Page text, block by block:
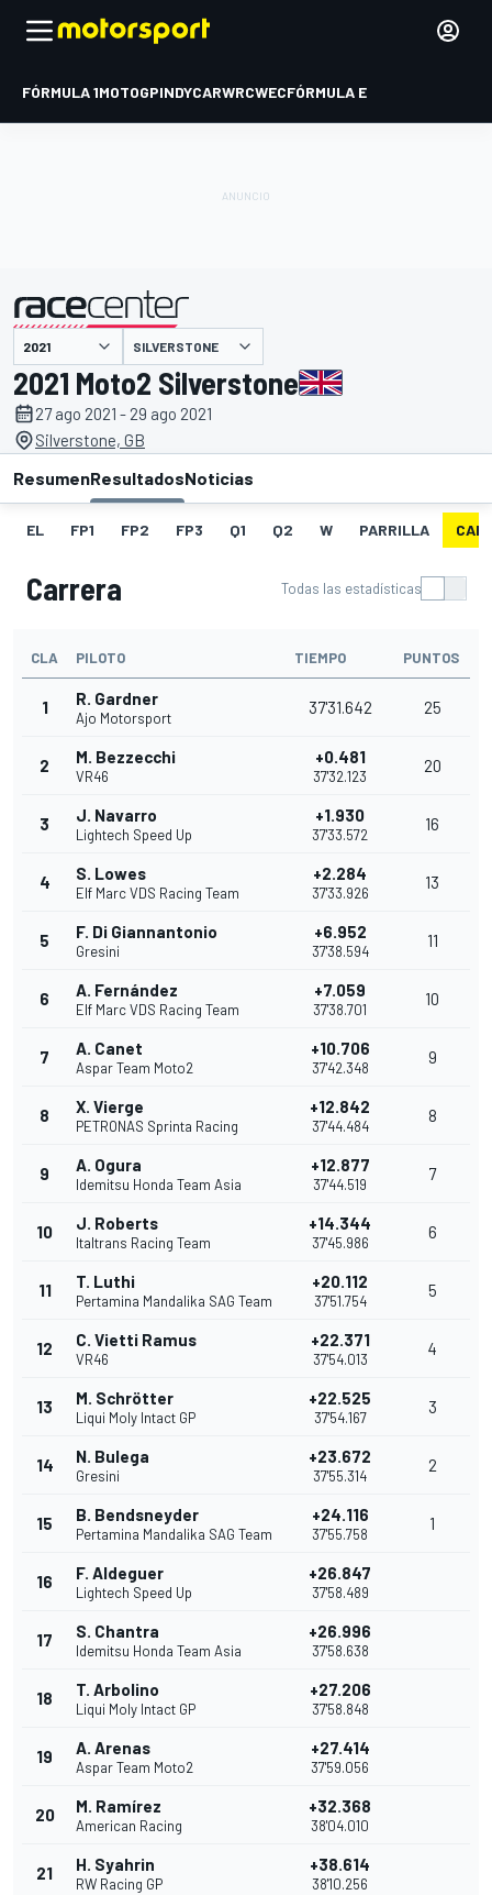
FÓRMULA 1MOTOGPINDYCARWRCWECFÓRMULA E
presentado por SILVERSTONE
2021 Moto2 Silverstone
27 ago 2021 - 29 ago 2021
Silverstone, GB
ResumenResultadosNoticias
EL FP1 FP2 FP3 Q1 Q2 W PARRILLA
Carrera Todas las estadísticas
CLA PILOTO TIEMPO PUNTOS
1 R. Gardner
Ajo Motorsport
37'31.642 25
2 M. Bezzecchi
VR46
+0.481
37'32.123
20
3 J. Navarro
Lightech Speed Up
+1.930
37'33.572
16
4 S. Lowes
Elf Marc VDS Racing Team
+2.284
37'33.926
13
5 F. Di Giannantonio
Gresini
+6.952
37'38.594
11
6 A. Fernández
Elf Marc VDS Racing Team
+7.059
37'38.701
10
7 A. Canet
Aspar Team Moto2
+10.706
37'42.348
9
8 X. Vierge
PETRONAS Sprinta Racing
+12.842
37'44.484
8
9 A. Ogura
Idemitsu Honda Team Asia
+12.877
37'44.519
7
10 J. Roberts
Italtrans Racing Team
+14.344
37'45.986
6
11 T. Luthi
Pertamina Mandalika SAG Team
+20.112
37'51.754
5
12 C. Vietti Ramus
VR46
+22.371
37'54.013
4
13 M. Schrötter
Liqui Moly Intact GP
+22.525
37'54.167
3
14 N. Bulega
Gresini
+23.672
37'55.314
2
15 B. Bendsneyder
Pertamina Mandalika SAG Team
+24.116
37'55.758
1
16 F. Aldeguer
Lightech Speed Up
+26.847
37'58.489
17 S. Chantra
Idemitsu Honda Team Asia
+26.996
37'58.638
18 T. Arbolino
Liqui Moly Intact GP
+27.206
37'58.848
19 A. Arenas
Aspar Team Moto2
+27.414
37'59.056
20 M. Ramírez
American Racing
+32.368
38'04.010
21 H. Syahrin
RW Racing GP
+38.614
38'10.256